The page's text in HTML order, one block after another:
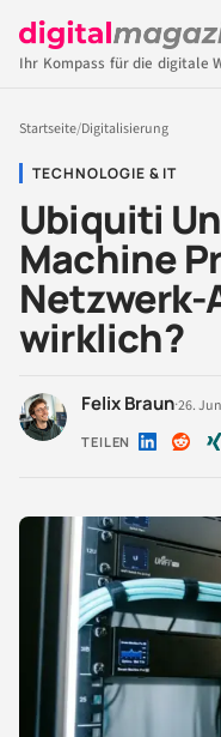
Ihr Kompass für die digitale
Startseite/Digitalisierung
TECHNOLOGIE & IT
Ubiquiti
Machine
Netzwerk-
wirklich?
Felix Braun·26.
TEILEN Auf Auf